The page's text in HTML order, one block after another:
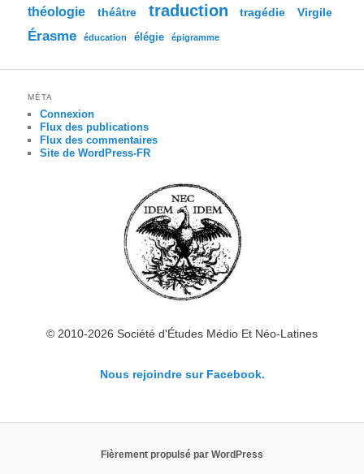
théologie théâtre traduction tragédie Virgile
Érasme éducation élégie épigramme
MÉTA
Connexion
Flux des publications
Flux des commentaires
Site de WordPress-FR
© 2010-2026 Société d'Études Médio Et Néo-Latines
Nous rejoindre sur Facebook.
Fièrement propulsé par WordPress